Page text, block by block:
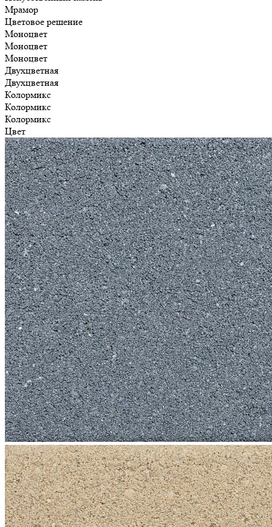
Мрамор
Цветовое решение
Моноцвет
Моноцвет
Моноцвет
Двухцветная
Двухцветная
Колормикс
Колормикс
Колормикс
Цвет